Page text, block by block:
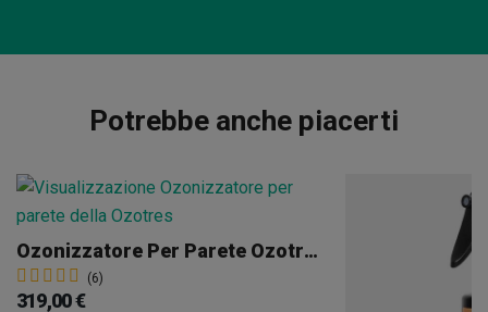
Potrebbe anche piacerti
Ozonizzatore Per Parete Ozotres
(6)
319,00 €